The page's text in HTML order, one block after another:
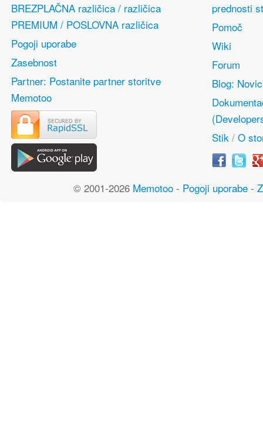
BREZPLAČNA različica / različica
PREMIUM / POSLOVNA različica
Pogoji uporabe
Zasebnost
Partner: Postanite partner storitve
Memotoo
prednosti
Pomoč
Wiki
Forum
Blog:
Stik / O
© 2001-2026 Memotoo- Pogoji uporabe-